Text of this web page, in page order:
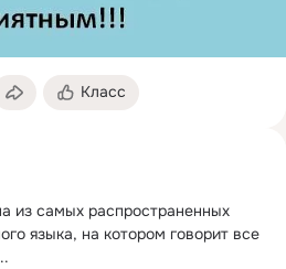
Класс
из самых распространенных
языка, на котором говорит все